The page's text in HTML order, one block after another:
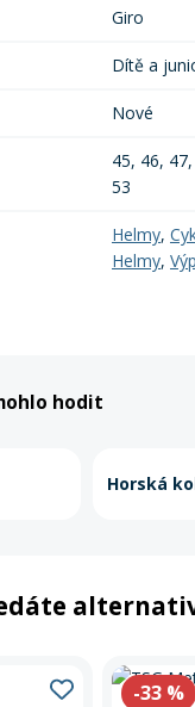
Giro
Dítě a
Nové
45, 46,
53
Helmy,
Helmy,
hodit
Horská
-33 %